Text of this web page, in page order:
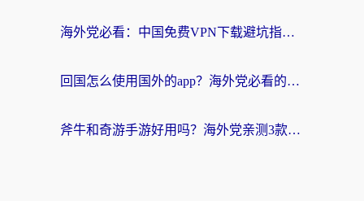
海外党必看：中国免费VPN下载避坑指南 + 无缝访问国内资源的终极方案
回国怎么使用国外的app？海外党必看的无缝访问国内资源全攻略
斧牛和奇游手游好用吗？海外党亲测3款回国加速器，选对才能无缝刷国内资源